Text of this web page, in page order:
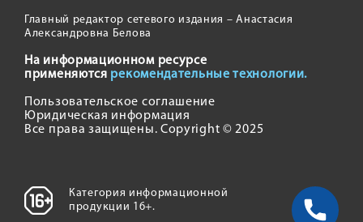
Главный редактор сетевого издания – Анастасия
Александровна Белова
На информационном ресурсе
применяются рекомендательные технологии.
Пользовательское соглашение
Юридическая информация
Все права защищены. Copyright © 2025
Категория информационной
продукции 16+.